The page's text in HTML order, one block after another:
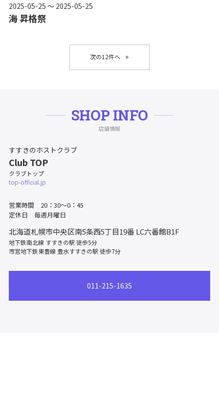
2025-05-25 ～ 2025-05-25
海 昇格祭
»
SHOP INFO
店舗情報
すすきのホストクラブ
Club TOP
クラブトップ
top-official.jp
営業時間 20：30～0：45
定休日 毎週月曜日
北海道札幌市中央区南5条西5丁目19番LC六番館B1F
地下鉄南北線 すすきの駅 徒歩5分
市営地下鉄東豊線 豊水すすきの駅 徒歩7分
011-215-1635